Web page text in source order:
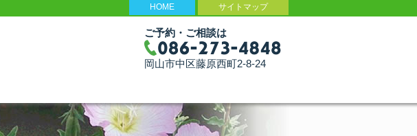
HOME サイトマップ
ご予約・ご相談は
岡山市中区藤原西町2-8-24